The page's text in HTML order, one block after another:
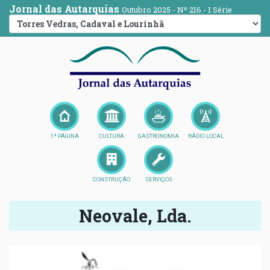
Jornal das Autarquias Outubro 2025 - Nº 216 - I Série
1ª PÁGINA CULTURA GASTRONOMIA RÁDIO LOCAL
CONSTRUÇÃO SERVIÇOS
Neovale, Lda.